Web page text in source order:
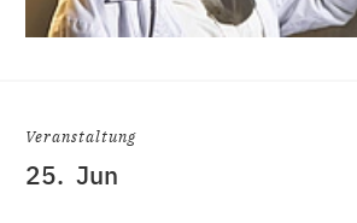
Veranstaltung
25. Jun